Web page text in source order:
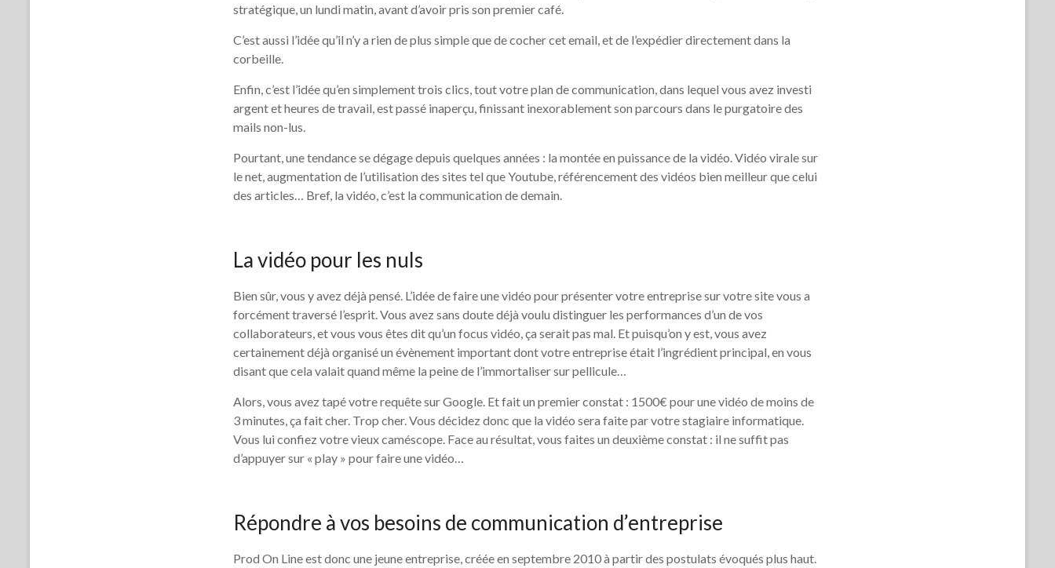
stratégique, un lundi matin, avant d’avoir pris son premier café.
C’est aussi l’idée qu’il n’y a rien de plus simple que de cocher cet email, et de l’expédier directement dans la
corbeille.
Enfin, c’est l’idée qu’en simplement trois clics, tout votre plan de communication, dans lequel vous avez investi
argent et heures de travail, est passé inaperçu, finissant inexorablement son parcours dans le purgatoire des
mails non-lus.
Pourtant, une tendance se dégage depuis quelques années : la montée en puissance de la vidéo. Vidéo virale sur
le net, augmentation de l’utilisation des sites tel que Youtube, référencement des vidéos bien meilleur que celui
des articles… Bref, la vidéo, c’est la communication de demain.
La vidéo pour les nuls
Bien sûr, vous y avez déjà pensé. L’idée de faire une vidéo pour présenter votre entreprise sur votre site vous a
forcément traversé l’esprit. Vous avez sans doute déjà voulu distinguer les performances d’un de vos
collaborateurs, et vous vous êtes dit qu’un focus vidéo, ça serait pas mal. Et puisqu’on y est, vous avez
certainement déjà organisé un évènement important dont votre entreprise était l’ingrédient principal, en vous
disant que cela valait quand même la peine de l’immortaliser sur pellicule…
Alors, vous avez tapé votre requête sur Google. Et fait un premier constat : 1500€ pour une vidéo de moins de
3 minutes, ça fait cher. Trop cher. Vous décidez donc que la vidéo sera faite par votre stagiaire informatique.
Vous lui confiez votre vieux caméscope. Face au résultat, vous faites un deuxième constat : il ne suffit pas
d’appuyer sur « play » pour faire une vidéo…
Répondre à vos besoins de communication d’entreprise
Prod On Line est donc une jeune entreprise, créée en septembre 2010 à partir des postulats évoqués plus haut.